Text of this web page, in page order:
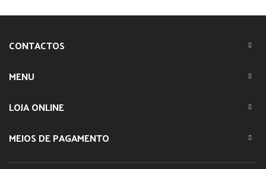
CONTACTOS
MENU
LOJA ONLINE
MEIOS DE PAGAMENTO